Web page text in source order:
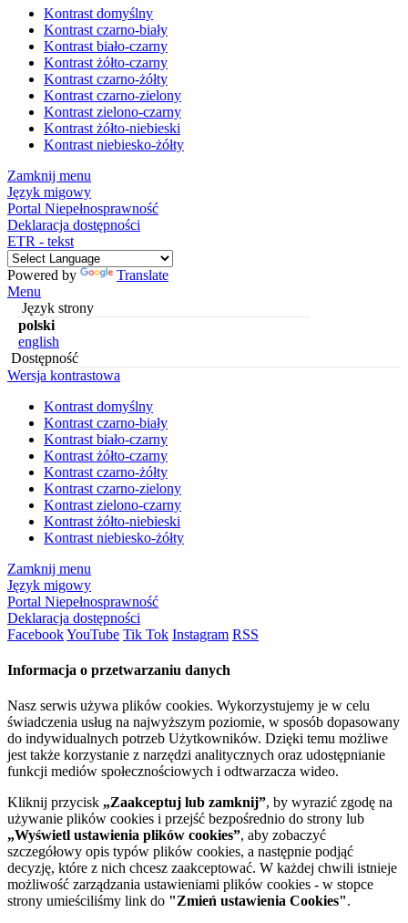
Kontrast domyślny
Kontrast czarno-biały
Kontrast biało-czarny
Kontrast żółto-czarny
Kontrast czarno-żółty
Kontrast czarno-zielony
Kontrast zielono-czarny
Kontrast żółto-niebieski
Kontrast niebiesko-żółty
Zamknij menu
Język migowy
Portal Niepełnosprawność
Deklaracja dostępności
ETR - tekst
Powered by
Translate
Menu
Język strony
polski
english
Dostępność
Wersja kontrastowa
Kontrast domyślny
Kontrast czarno-biały
Kontrast biało-czarny
Kontrast żółto-czarny
Kontrast czarno-żółty
Kontrast czarno-zielony
Kontrast zielono-czarny
Kontrast żółto-niebieski
Kontrast niebiesko-żółty
Zamknij menu
Język migowy
Portal Niepełnosprawność
Deklaracja dostępności
FacebookYouTube Tik Tok Instagram RSS
Informacja o przetwarzaniu danych
Nasz serwis używa plików cookies. Wykorzystujemy je w celu
świadczenia usług na najwyższym poziomie, w sposób dopasowany
do indywidualnych potrzeb Użytkowników. Dzięki temu możliwe
jest także korzystanie z narzędzi analitycznych oraz udostępnianie
funkcji mediów społecznościowych i odtwarzacza wideo.
Kliknij przycisk „Zaakceptuj lub zamknij”, by wyrazić zgodę na
używanie plików cookies i przejść bezpośrednio do strony lub
„Wyświetl ustawienia plików cookies”, aby zobaczyć
szczegółowy opis typów plików cookies, a następnie podjąć
decyzję, które z nich chcesz zaakceptować. W każdej chwili istnieje
możliwość zarządzania ustawieniami plików cookies - w stopce
strony umieściliśmy link do "Zmień ustawienia Cookies".